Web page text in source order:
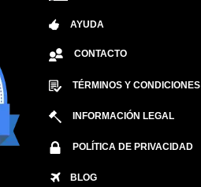
AYUDA
CONTACTO
TÉRMINOS Y CONDICIONES
INFORMACIÓN LEGAL
POLÍTICA DE PRIVACIDAD
BLOG